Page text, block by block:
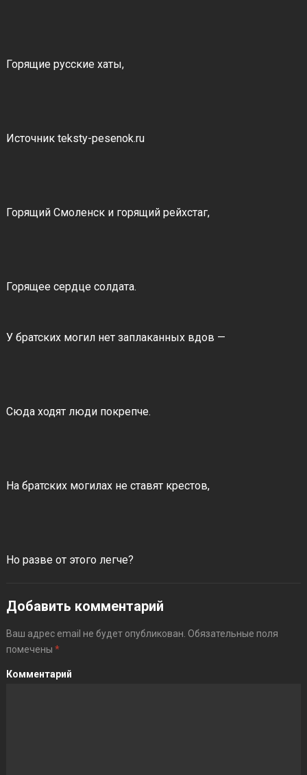
Горящие русские хаты,
Источник teksty-pesenok.ru
Горящий Смоленск и горящий рейхстаг,
Горящее сердце солдата.
У братских могил нет заплаканных вдов —
Сюда ходят люди покрепче.
На братских могилах не ставят крестов,
Но разве от этого легче?
Добавить комментарий
Ваш адрес email не будет опубликован. Обязательные поля
помечены *
Комментарий